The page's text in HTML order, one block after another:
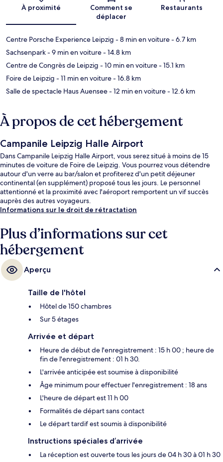
À proximité
Comment se
déplacer
Restaurants
Centre Porsche Experience Leipzig - 8 min en voiture- 6.7 km
Sachsenpark- 9 min en voiture- 14.8 km
Centre de Congrès de Leipzig - 10 min en voiture- 15.1 km
Foire de Leipzig - 11 min en voiture- 16.8 km
Salle de spectacle Haus Auensee- 12 min en voiture- 12.6 km
À propos de cet hébergement
Campanile Leipzig Halle Airport
Dans Campanile Leipzig Halle Airport, vous serez situé à moins de 15
minutes de voiture de Foire de Leipzig. Vous pourrez vous détendre
autour d'un verre au bar/salon et profiterez d'un petit déjeuner
continental (en supplément) proposé tous les jours. Le personnel
attentionné et la proximité avec l'aéroport remportent un vif succès
auprès des autres voyageurs.
Informations sur le droit de rétractation
Plus d’informations sur cet
hébergement
Aperçu
Taille de l'hôtel
Hôtel de 150 chambres
Sur 5 étages
Arrivée et départ
Heure de début de l'enregistrement : 15 h 00 ; heure de
fin de l'enregistrement : 01 h 30.
L'arrivée anticipée est soumise à disponibilité
Âge minimum pour effectuer l'enregistrement : 18 ans
L'heure de départ est 11 h 00
Formalités de départ sans contact
Le départ tardif est soumis à disponibilité
Instructions spéciales d’arrivée
La réception est ouverte tous les jours de 04 h 30 à 01 h 30